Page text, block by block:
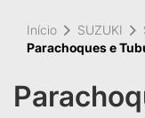
Início SUZUKI
Parachoques e